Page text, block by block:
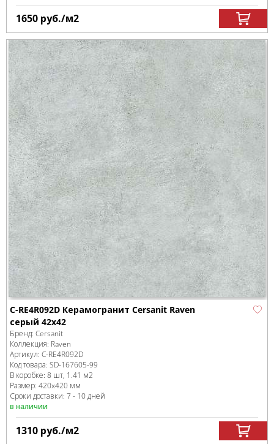
1650 руб./м2
C-RE4R092D Керамогранит Cersanit Raven
серый 42x42
Бренд: Cersanit
Коллекция: Raven
Артикул: C-RE4R092D
Код товара: SD-167605-99
В коробке: 8 шт, 1.41 м2
Размер: 420x420 мм
Сроки доставки: 7 - 10 дней
в наличии
1310 руб./м2